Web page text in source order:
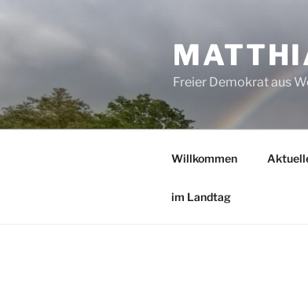
Freier Demokrat aus
Willkommen
im Landtag